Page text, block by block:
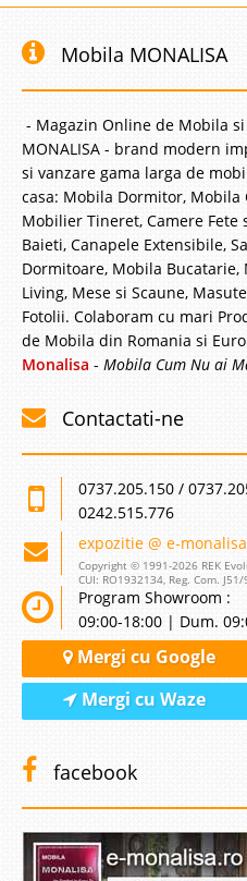
Mobila MONALISA
- Magazin Online de Mobila
MONALISA - brand modern
si vanzare gama larga de
casa: Mobila Dormitor, Mobila
Mobilier Tineret, Camere Fete
Baieti, Canapele Extensibile,
Dormitoare, Mobila Bucatarie,
Living, Mese si Scaune,
Fotolii. Colaboram cu mari
de Mobila din Romania si
Monalisa - Mobila Cum Nu ai
Contactati-ne
0737.205.150 /
0242.515.776
expozitie @ e-
Copyright © 1991-2026 REK
CUI: RO1932134, Reg. Com.
Program Showroom :
09:00-18:00 | Dum.
Mergi cu Google
Mergi cu Waze
facebook